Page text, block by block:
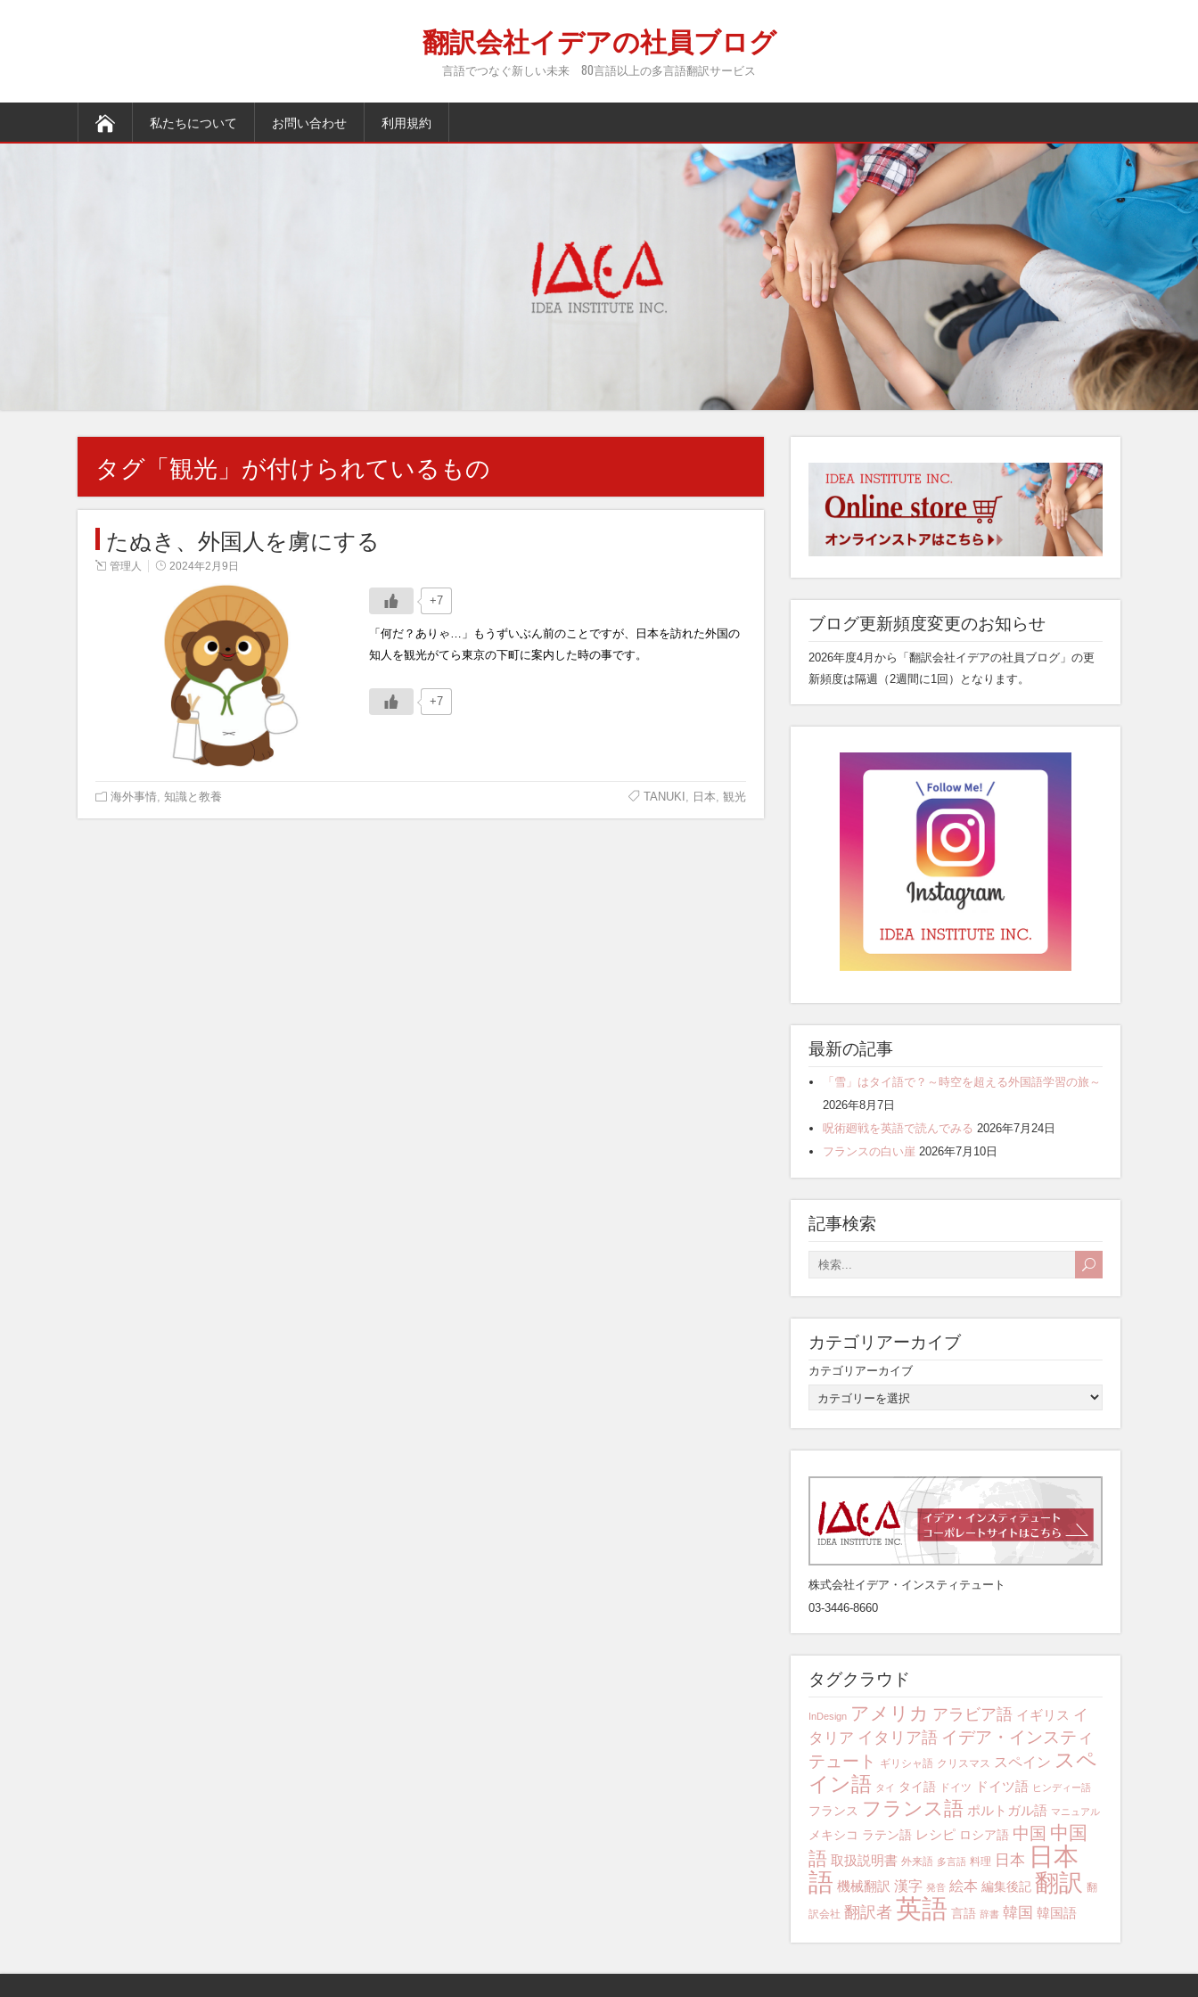
翻訳会社イデアの社員ブログ
言語でつなぐ新しい未来 80言語以上の多言語翻訳サービス
私たちについて お問い合わせ 利用規約
タグ「観光 」が付けられているもの
たぬき、外国人を虜にする
管理人 2024年2月9日
+7
「何だ？ありゃ…」もうずいぶん前のことですが、日本を訪れた外国の
知人を観光がてら東京の下町に案内した時の事です。
+7
海外事情 知識と教養 TANUKI 日本 観光
ブログ更新頻度変更のお知らせ
2026年度4月から「翻訳会社イデアの社員ブログ」の更
新頻度は隔週（2週間に1回）となります。
最新の記事
「雪」はタイ語で？～時空を超える外国語学習の旅～
2026年8月7日
呪術廻戦を英語で読んでみる 2026年7月24日
フランスの白い崖 2026年7月10日
記事検索
カテゴリアーカイブ
カテゴリアーカイブ
株式会社イデア・インスティテュート
03-3446-8660
タグクラウド
InDesign アメリカ アラビア語 イギリス イ
タリア イタリア語 イデア・インスティ
テュート
ギリシャ語 クリスマス スペイン スペ
イン語 タイ タイ語 ドイツ ドイツ語 ヒンディー語
フランス フランス語 ポルトガル語 マニュアル
メキシコ ラテン語 レシピ ロシア語 中国 中国
語 取扱説明書 外来語 多言語 料理 日本 日本
語 機械翻訳 漢字 発音 絵本 編集後記 翻訳 翻
訳会社 翻訳者 英語 言語 辞書 韓国 韓国語